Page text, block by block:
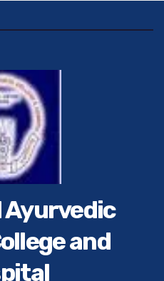
Ayurvedic
and